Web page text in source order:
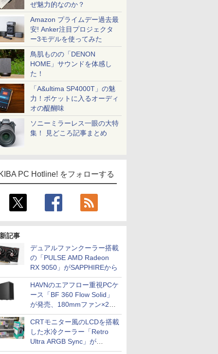
ぜ魅力的なのか？
Amazon プライムデー過去最
安! Anker注目プロジェクタ
ー3モデルを使ってみた
鳥肌ものの「DENON
HOME」サウンドを体感し
た！
「A&ultima SP4000T」の魅
力！ポケットに入るオーディ
オの醍醐味
ソニーミラーレス一眼の大特
集！ 見どころ記事まとめ
PC Hotline! をフォローする
記事
デュアルファンクーラー搭載
の「PULSE AMD Radeon
RX 9050」がSAPPHIREから
HAVNのエアフロー重視PCケ
ース「BF 360 Flow Solid」
が発売、180mmファン×2搭
載
CRTモニター風のLCDを搭載
した水冷クーラー「Retro
Ultra ARGB Sync」が
Thermaltakeから